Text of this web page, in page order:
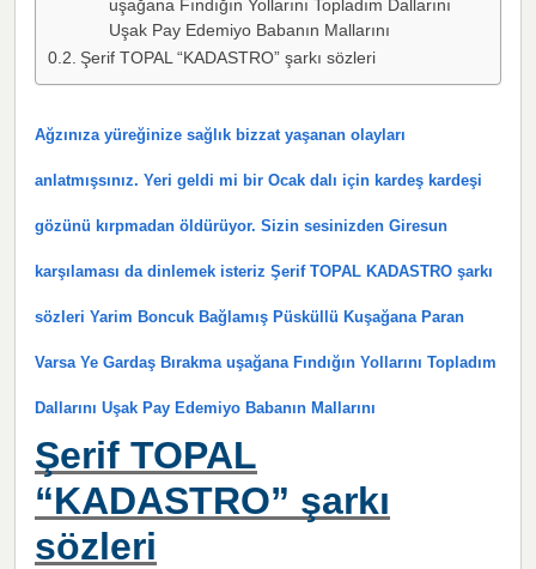
uşağana Fındığın Yollarını Topladım Dallarını
Uşak Pay Edemiyo Babanın Mallarını
Şerif TOPAL “KADASTRO” şarkı sözleri
Ağzınıza yüreğinize sağlık bizzat yaşanan olayları
anlatmışsınız. Yeri geldi mi bir Ocak dalı için kardeş kardeşi
gözünü kırpmadan öldürüyor. Sizin sesinizden Giresun
karşılaması da dinlemek isteriz Şerif TOPAL KADASTRO şarkı
sözleri Yarim Boncuk Bağlamış Püsküllü Kuşağana Paran
Varsa Ye Gardaş Bırakma uşağana Fındığın Yollarını Topladım
Dallarını Uşak Pay Edemiyo Babanın Mallarını
Şerif TOPAL
“KADASTRO” şarkı
sözleri